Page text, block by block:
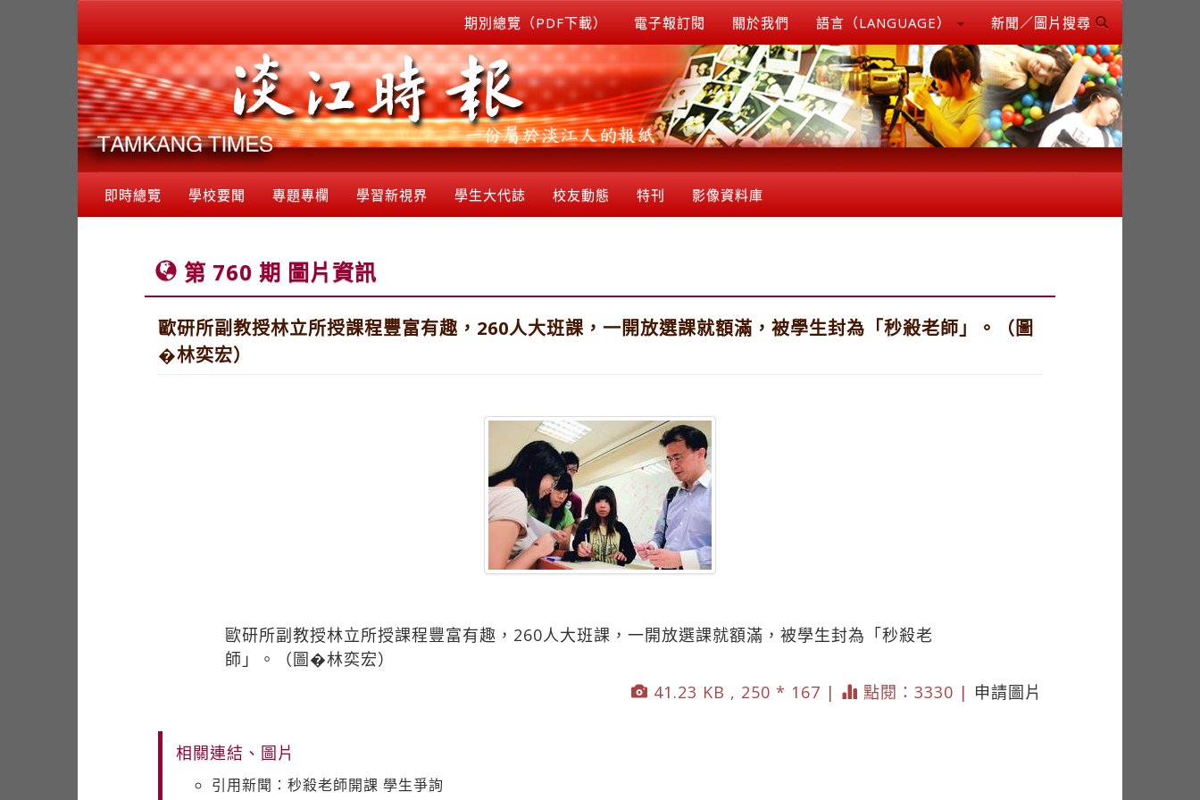
期別總覽（PDF下載） 電子報訂閱 關於我們 語言（LANGUAGE） 新聞／圖片搜尋
即時總覽 學校要聞 專題專欄 學習新視界 學生大代誌 校友動態 特刊 影像資料庫
第 760 期 圖片資訊
歐研所副教授林立所授課程豐富有趣，260人大班課，一開放選課就額滿，被學生封為「秒殺老師」。（圖
�林奕宏）
歐研所副教授林立所授課程豐富有趣，260人大班課，一開放選課就額滿，被學生封為「秒殺老
師」。（圖�林奕宏）
41.23 KB , 250 * 167 |
點閱：3330 | 申請圖片
相關連結、圖片
引用新聞：秒殺老師開課 學生爭詢